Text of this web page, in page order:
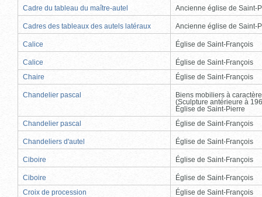
Cadre du tableau du maître-autel Ancienne église de Saint-
Cadres des tableaux des autels latéraux Ancienne église de Saint-
Calice Église de Saint-François
Calice
Église de Saint-François
Chaire
Église de Saint-François
Chandelier pascal
Biens mobiliers à
(Sculpture antérieure à
Église de Saint-Pierre
Chandelier pascal
Église de Saint-François
Chandeliers d'autel Église de Saint-François
Ciboire Église de Saint-François
Ciboire
Église de Saint-François
Croix de procession
Église de Saint-François